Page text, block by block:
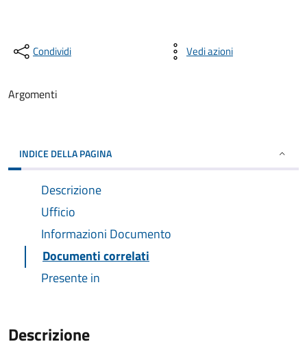
Condividi Vedi azioni
Argomenti
INDICE DELLA PAGINA
Descrizione
Ufficio
Informazioni Documento
Documenti correlati
Presente in
Descrizione